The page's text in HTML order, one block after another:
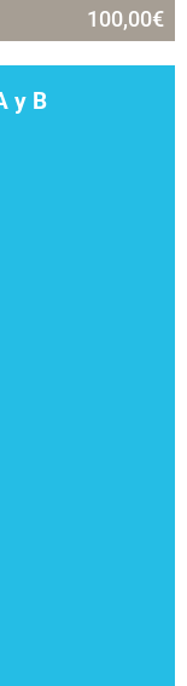
100,00€
y B